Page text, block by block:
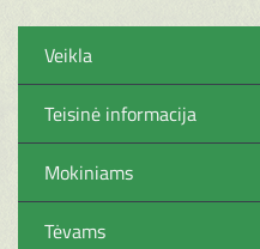
Veikla
Teisinė informacija
Mokiniams
Tėvams